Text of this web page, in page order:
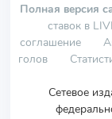
Полная версия
ставок в
соглашение
голов
Сетевое